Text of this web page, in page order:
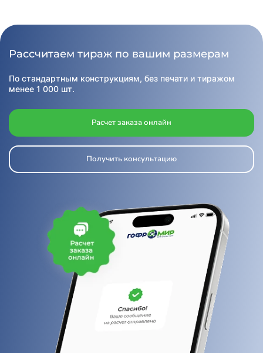
Рассчитаем тираж по вашим размерам
По стандартным конструкциям, без печати и тиражом
менее 1 000 шт.
Расчет заказа онлайн
Получить консультацию